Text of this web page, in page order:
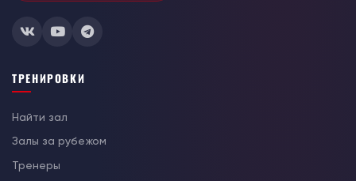
ТРЕНИРОВКИ
Найти зал
Залы за рубежом
Тренеры